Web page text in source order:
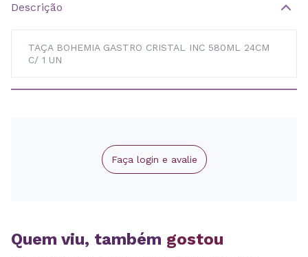
Descrição
TAÇA BOHEMIA GASTRO CRISTAL INC 580ML 24CM
C/ 1 UN
Faça login e avalie
Quem viu, também gostou